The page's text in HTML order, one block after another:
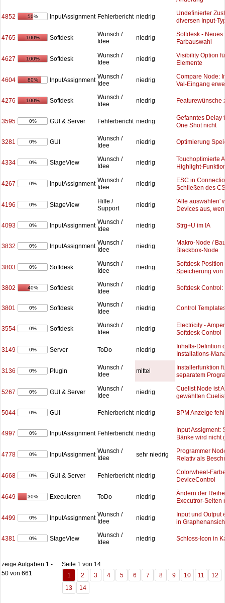
4852 50% InputAssignment Fehlerbericht niedrig
Undefinierter
diversen Input-
4765 100% Softdesk
Wunsch /
Idee
niedrig
Softdesk - Neues
Farbauswahl
4627 100% Softdesk
Wunsch /
Idee
niedrig
Visibility Option
Elemente
4604 80% InputAssignment Wunsch /
Idee
niedrig
Compare Node:
Val-Eingang
4276 100% Softdesk
Wunsch /
Idee
niedrig Featurewünsche
3595 0% GUI & Server Fehlerbericht niedrig
Gefanntes Delay
One Shot nicht
3281 0% GUI
Wunsch /
Idee
niedrig Optimierung
4334 0% StageView
Wunsch /
Idee
niedrig
Touchoptimierte
Highlight-
4267 0% InputAssignment Wunsch /
Idee
niedrig
ESC in
Schließen des
4196 0% StageView
Hilfe /
Support
niedrig
'Alle auswählen'
Devices aus,
4093 0% InputAssignment Wunsch /
Idee
niedrig Strg+U im IA
3832 0% InputAssignment Wunsch /
Idee
niedrig
Makro-Node /
Blackbox-Node
3803 0% Softdesk
Wunsch /
Idee
niedrig
Softdesk Position
Speicherung von
3802 40% Softdesk
Wunsch /
Idee
niedrig Softdesk Control:
3801 0% Softdesk
Wunsch /
Idee
niedrig Control
3554 0% Softdesk
Wunsch /
Idee
niedrig
Electricity -
Softdesk Control
3149 0% Server ToDo niedrig
Inhalts-Defintion
Installations-
3136 0% Plugin
Wunsch /
Idee
mittel
Installerfunktion
separatem
5267 0% GUI & Server
Wunsch /
Idee
niedrig
Cuelist Node ist
gewählten
5044 0% GUI Fehlerbericht niedrig BPM Anzeige
4997 0% InputAssignment Fehlerbericht niedrig
Input Assigment:
Bänke wird nicht
4778 0% InputAssignment Wunsch /
Idee
sehr niedrig
Programmer
Relativ als
4668 0% GUI & Server Fehlerbericht niedrig
Colorwheel-
DeviceControl
4649 30% Executoren ToDo niedrig
Ändern der
Executror-Seiten
4499 0% InputAssignment Wunsch /
Idee
niedrig
Input und Output
in
4381 0% StageView
Wunsch /
Idee
niedrig Schloss-Icon in
zeige Aufgaben 1 -
50 von 661
Seite 1 von 14
1
2 3 4 5 6 7 8 9 10 11
12
13
14